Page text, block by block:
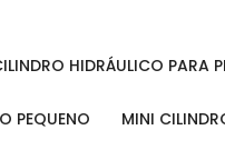
CILINDRO HIDRÁULICO PARA
PEQUENO MINI